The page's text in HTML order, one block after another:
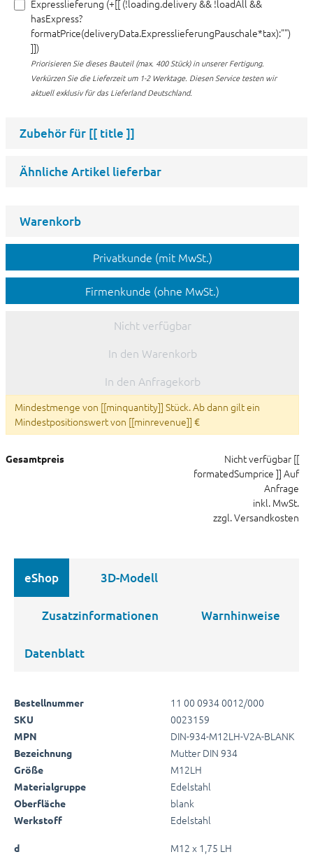
Expresslieferung (+[[ (!loading.delivery && !loadAll &&
hasExpress?
formatPrice(deliveryData.ExpresslieferungPauschale*tax):"")
]])
Priorisieren Sie dieses Bauteil (max. 400 Stück) in unserer Fertigung.
Verkürzen Sie die Lieferzeit um 1-2 Werktage. Diesen Service testen wir
aktuell exklusiv für das Lieferland Deutschland.
Zubehör für [[ title ]]
Ähnliche Artikel lieferbar
Warenkorb
Privatkunde (mit MwSt.)
Firmenkunde (ohne MwSt.)
Nicht verfügbar
In den Warenkorb
In den Anfragekorb
Mindestmenge von [[minquantity]] Stück. Ab dann gilt ein
Mindestpositionswert von [[minrevenue]] €
Gesamtpreis Nicht verfügbar [[
formatedSumprice ]] Auf
Anfrage
inkl. MwSt.
zzgl. Versandkosten
eShop 3D-Modell
Zusatzinformationen Warnhinweise
Datenblatt
Bestellnummer 11 00 0934 0012/000
SKU 0023159
MPN DIN-934-M12LH-V2A-BLANK
Bezeichnung Mutter DIN 934
Größe M12LH
Materialgruppe Edelstahl
Oberfläche blank
Werkstoff Edelstahl
d M12 x 1,75 LH